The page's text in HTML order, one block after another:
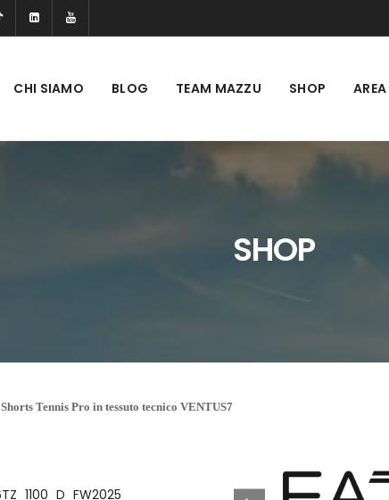
CHI SIAMO BLOG TEAM MAZZU SHOP
SHOP
Shorts Tennis Pro in tessuto tecnico VENTUS7